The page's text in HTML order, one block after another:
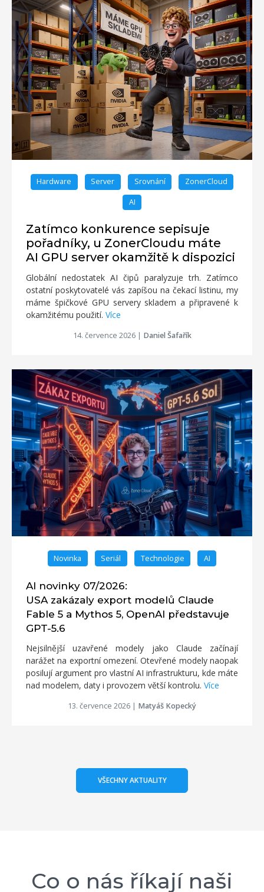
Hardware Server Srovnání ZonerCloud
AI
Zatímco konkurence sepisuje
pořadníky, u ZonerCloudu máte
AI GPU server okamžitě k dispozici
Globální nedostatek AI čipů paralyzuje trh. Zatímco
ostatní poskytovatelé vás zapíšou na čekací listinu, my
máme špičkové GPU servery skladem a připravené k
okamžitému použití. Více
14. července 2026| Daniel Šafařík
Novinka Seriál Technologie AI
AI novinky 07/2026:
USA zakázaly export modelů Claude
Fable 5 a Mythos 5, OpenAI představuje
GPT-5.6
Nejsilnější uzavřené modely jako Claude začínají
narážet na exportní omezení. Otevřené modely naopak
posilují argument pro vlastní AI infrastrukturu, kde máte
nad modelem, daty i provozem větší kontrolu. Více
13. července 2026 | Matyáš Kopecký
VŠECHNY AKTUALITY
Co o nás říkají naši